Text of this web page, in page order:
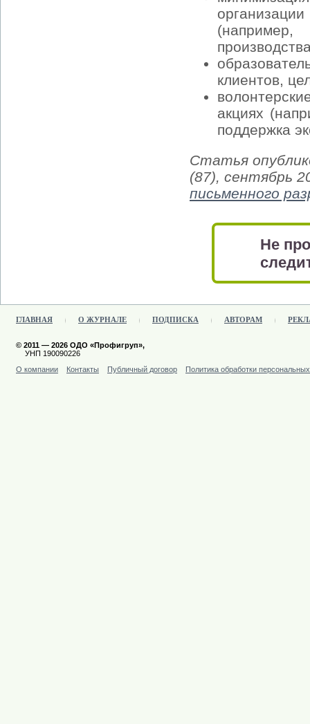
(например,
клиентов,
акциях
поддержка
Статья
(87), сентябрь
письменного
Не
ГЛАВНАЯ О ЖУРНАЛЕ ПОДПИСКА АВТОРАМ
© 2011 — 2026 ОДО «Профигруп»,
УНП 190090226
О компании
Контакты Публичный договор Политика обработки